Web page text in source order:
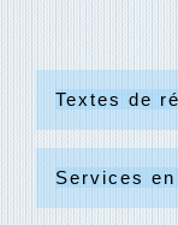
Textes de
Services